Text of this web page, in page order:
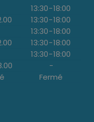
13:30-18:00
13:30-18:00
13:30-18:00
13:30-18:00
13:30-18:00
-
Fermé